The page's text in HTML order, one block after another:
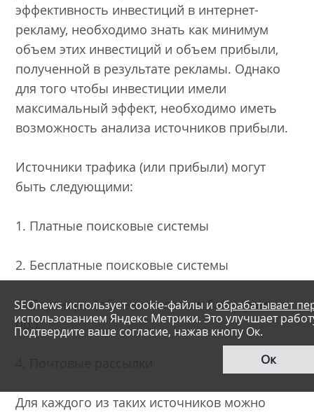
эффективность инвестиций в интернет-
рекламу, необходимо знать как минимум
объем этих инвестиций и объем прибыли,
полученной в результате рекламы. Однако
для того чтобы инвестиции имели
максимальный эффект, необходимо иметь
возможность анализа источников прибыли.
Источники трафика (или прибыли) могут
быть следующими:
1. Платные поисковые системы
2. Бесплатные поисковые системы
3. Партнеры (обмен ссылками, баннерами и
пр.).
Для каждого из таких источников можно
SEOnews использует cookie-файлы и обрабатывает
использованием Яндекс Метрики. Это улучшает
Подтвердите ваше согласие, нажав кнопу Ок.
Ок